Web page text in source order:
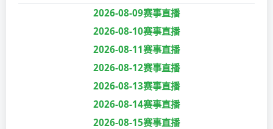
2026-08-09赛事直播
2026-08-10赛事直播
2026-08-11赛事直播
2026-08-12赛事直播
2026-08-13赛事直播
2026-08-14赛事直播
2026-08-15赛事直播